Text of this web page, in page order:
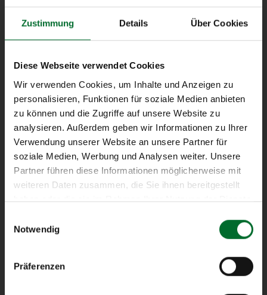
Zustimmung Details Über Cookies
Diese Webseite verwendet Cookies
Wir verwenden Cookies, um Inhalte und Anzeigen zu
personalisieren, Funktionen für soziale Medien anbieten
zu können und die Zugriffe auf unsere Website zu
analysieren. Außerdem geben wir Informationen zu Ihrer
Verwendung unserer Website an unsere Partner für
soziale Medien, Werbung und Analysen weiter. Unsere
Partner führen diese Informationen möglicherweise mit
weiteren Daten zusammen, die Sie ihnen bereitgestellt
haben oder die sie im Rahmen Ihrer Nutzung der Dienste
Notwendig
Präferenzen
next layer operates as an owner-
cloud-, network- and server
infrastructure solutions for
business clients.
Service Status